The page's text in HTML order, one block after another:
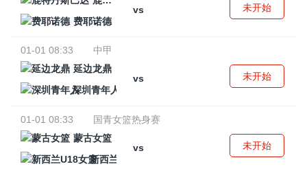
vs
费耶诺德
未开始
01-01 08:33
中甲
延边龙鼎
vs
深圳青年人
未开始
01-01 08:33
国青女篮热身赛
蒙古女篮
vs
新西兰U18女篮
未开始